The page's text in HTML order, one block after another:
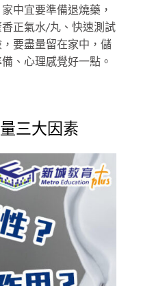
中宜要準備退燒藥，
正氣水/丸、快速測試
要盡量留在家中，儲
、心理感覺好一點。
三大因素